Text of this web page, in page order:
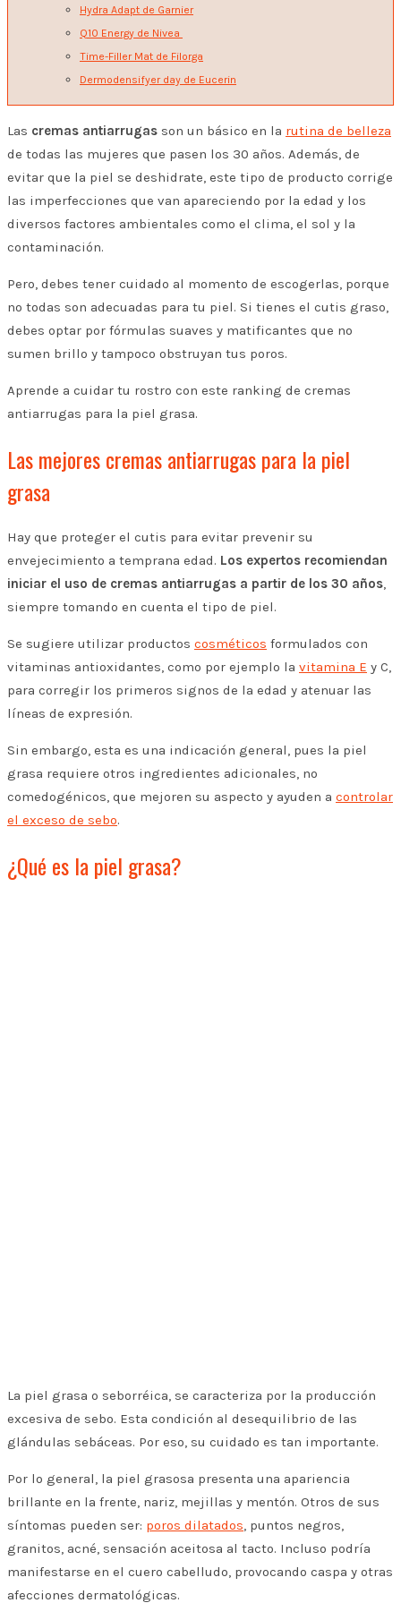
Hydra Adapt de Garnier
Q10 Energy de Nivea
Time-Filler Mat de Filorga
Dermodensifyer day de Eucerin
Las cremas antiarrugas son un básico en la rutina de belleza
de todas las mujeres que pasen los 30 años. Además, de
evitar que la piel se deshidrate, este tipo de producto corrige
las imperfecciones que van apareciendo por la edad y los
diversos factores ambientales como el clima, el sol y la
contaminación.
Pero, debes tener cuidado al momento de escogerlas, porque
no todas son adecuadas para tu piel. Si tienes el cutis graso,
debes optar por fórmulas suaves y matificantes que no
sumen brillo y tampoco obstruyan tus poros.
Aprende a cuidar tu rostro con este ranking de cremas
antiarrugas para la piel grasa.
Las mejores cremas antiarrugas para la piel
grasa
Hay que proteger el cutis para evitar prevenir su
envejecimiento a temprana edad. Los expertos recomiendan
iniciar el uso de cremas antiarrugas a partir de los 30 años,
siempre tomando en cuenta el tipo de piel.
Se sugiere utilizar productos cosméticos formulados con
vitaminas antioxidantes, como por ejemplo la vitamina E y C,
para corregir los primeros signos de la edad y atenuar las
líneas de expresión.
Sin embargo, esta es una indicación general, pues la piel
grasa requiere otros ingredientes adicionales, no
comedogénicos, que mejoren su aspecto y ayuden a controlar
el exceso de sebo.
¿Qué es la piel grasa?
La piel grasa o seborréica, se caracteriza por la producción
excesiva de sebo. Esta condición al desequilibrio de las
glándulas sebáceas. Por eso, su cuidado es tan importante.
Por lo general, la piel grasosa presenta una apariencia
brillante en la frente, nariz, mejillas y mentón. Otros de sus
síntomas pueden ser: poros dilatados, puntos negros,
granitos, acné, sensación aceitosa al tacto. Incluso podría
manifestarse en el cuero cabelludo, provocando caspa y otras
afecciones dermatológicas.